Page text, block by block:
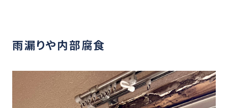
雨漏りや内部腐食